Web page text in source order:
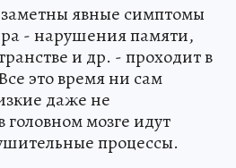
заметны явные симптомы
- нарушения памяти,
и др. - проходит в
это время ни сам
даже не
головном мозге идут
процессы.